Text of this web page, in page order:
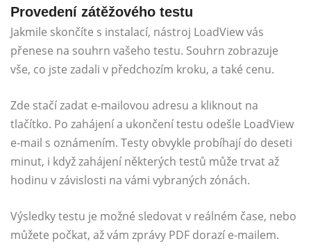
Provedení zátěžového testu
Jakmile skončíte s instalací, nástroj LoadView vás
přenese na souhrn vašeho testu. Souhrn zobrazuje
vše, co jste zadali v předchozím kroku, a také cenu.
Zde stačí zadat e-mailovou adresu a kliknout na
tlačítko. Po zahájení a ukončení testu odešle LoadView
e-mail s oznámením. Testy obvykle probíhají do deseti
minut, i když zahájení některých testů může trvat až
hodinu v závislosti na vámi vybraných zónách.
Výsledky testu je možné sledovat v reálném čase, nebo
můžete počkat, až vám zprávy PDF dorazí e-mailem.